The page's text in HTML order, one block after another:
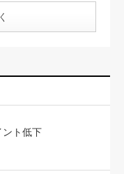
ント低下